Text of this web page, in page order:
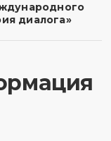
диалога»